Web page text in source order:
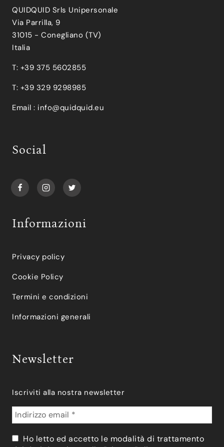
QUIDQUID Srls Unipersonale
Via Parrilla, 9
31015 - Conegliano (TV)
Italia
T: +39 375 5602855
T: +39 329 9298985
Email : info@quidquid.eu
Social
Informazioni
Privacy policy
Cookie Policy
Termini e condizioni
Informazioni generali
Newsletter
Iscriviti alla nostra newsletter
Ho letto ed accetto le modalità di trattamento